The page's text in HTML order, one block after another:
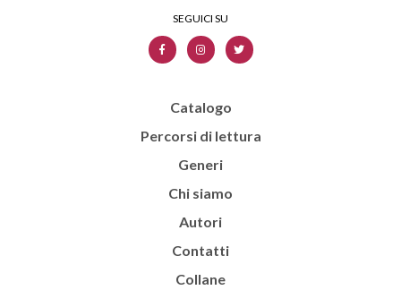
Catalogo
Percorsi di lettura
Generi
Chi siamo
Autori
Contatti
Collane